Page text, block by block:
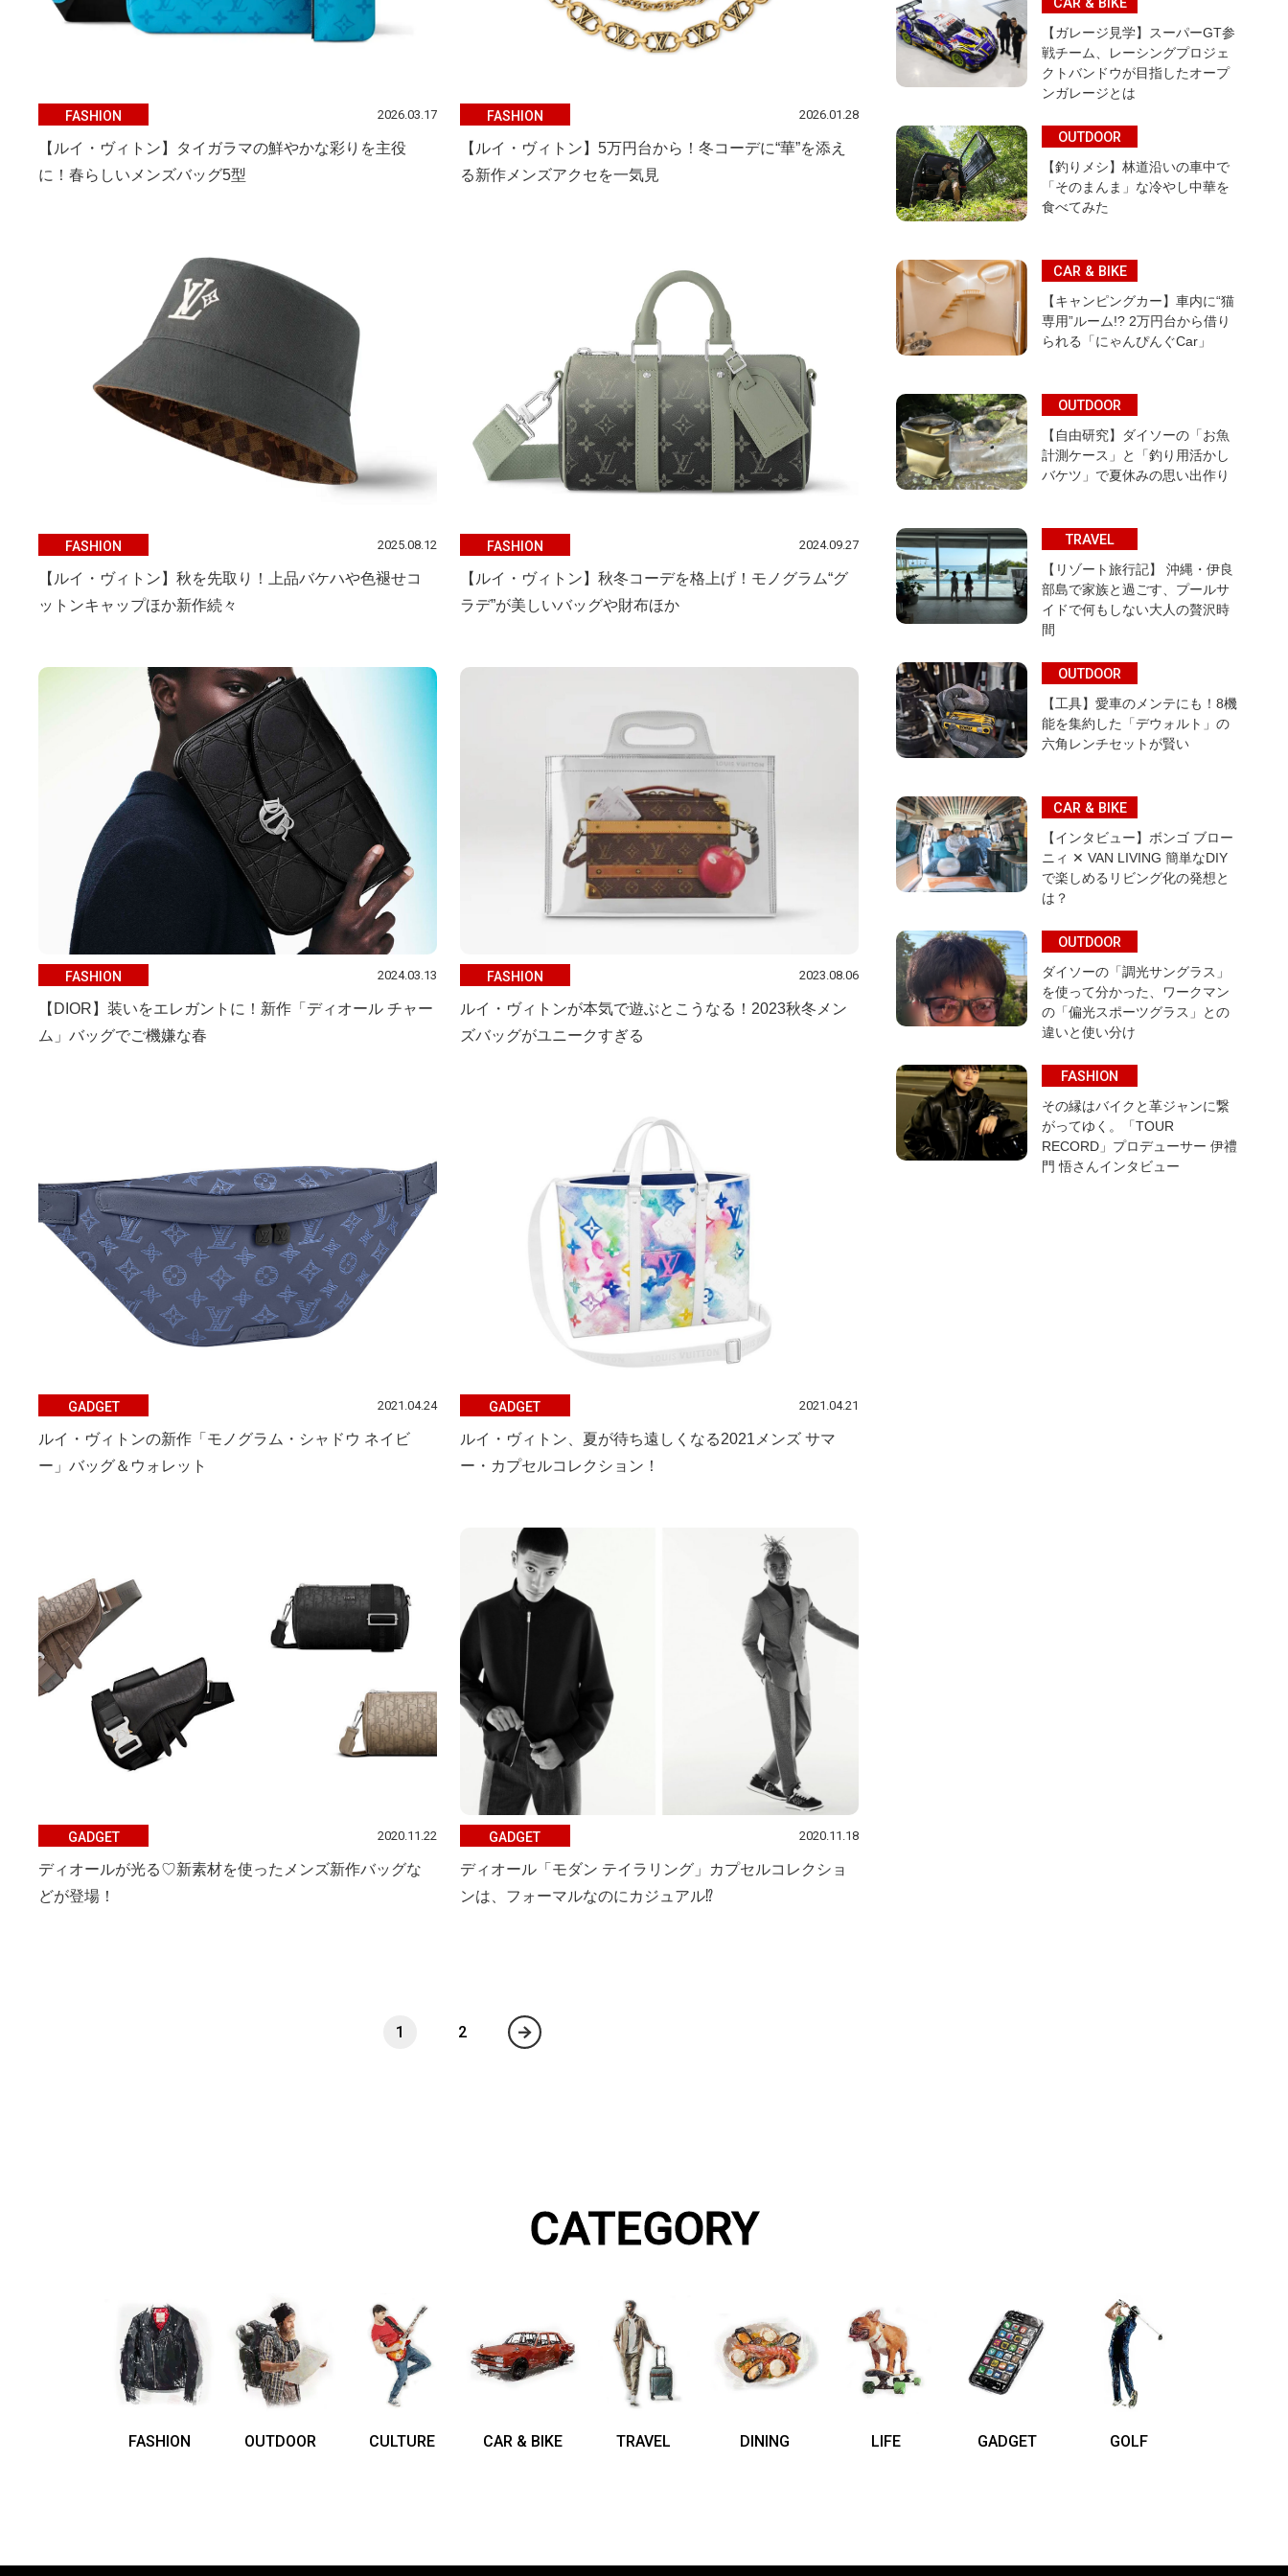
FASHION 2026.03.17
【ルイ・ヴィトン】タイガラマの鮮やかな彩りを主役
に！春らしいメンズバッグ5型
FASHION 2026.01.28
【ルイ・ヴィトン】5万円台から！冬コーデに“華”を添え
る新作メンズアクセを一気見
FASHION 2025.08.12
【ルイ・ヴィトン】秋を先取り！上品バケハや色褪せコ
ットンキャップほか新作続々
FASHION 2024.09.27
【ルイ・ヴィトン】秋冬コーデを格上げ！モノグラム“グ
ラデ”が美しいバッグや財布ほか
FASHION 2024.03.13
【DIOR】装いをエレガントに！新作「ディオール チャー
ム」バッグでご機嫌な春
FASHION 2023.08.06
ルイ・ヴィトンが本気で遊ぶとこうなる！2023秋冬メン
ズバッグがユニークすぎる
GADGET 2021.04.24
ルイ・ヴィトンの新作「モノグラム・シャドウ ネイビ
ー」バッグ＆ウォレット
GADGET 2021.04.21
ルイ・ヴィトン、夏が待ち遠しくなる2021メンズ サマ
ー・カプセルコレクション！
GADGET 2020.11.22
ディオールが光る♡新素材を使ったメンズ新作バッグな
どが登場！
GADGET 2020.11.18
ディオール「モダン テイラリング」カプセルコレクショ
ンは、フォーマルなのにカジュアル⁉
1 2
【ガレージ見学】スーパーGT参
戦チーム、レーシングプロジェ
クトバンドウが目指したオープ
ンガレージとは
OUTDOOR
【釣りメシ】林道沿いの車中で
「そのまんま」な冷やし中華を
食べてみた
CAR & BIKE
【キャンピングカー】車内に“猫
専用”ルーム!? 2万円台から借り
られる「にゃんぴんぐCar」
OUTDOOR
【自由研究】ダイソーの「お魚
計測ケース」と「釣り用活かし
バケツ」で夏休みの思い出作り
TRAVEL
【リゾート旅行記】 沖縄・伊良
部島で家族と過ごす、プールサ
イドで何もしない大人の贅沢時
間
OUTDOOR
【工具】愛車のメンテにも！8機
能を集約した「デウォルト」の
六角レンチセットが賢い
CAR & BIKE
【インタビュー】ボンゴ ブロー
ニィ ✕ VAN LIVING 簡単なDIY
で楽しめるリビング化の発想と
は？
OUTDOOR
ダイソーの「調光サングラス」
を使って分かった、ワークマン
の「偏光スポーツグラス」との
違いと使い分け
FASHION
その縁はバイクと革ジャンに繋
がってゆく。「TOUR
RECORD」プロデューサー 伊禮
門 悟さんインタビュー
CATEGORY
FASHION OUTDOOR CULTURE CAR & BIKE TRAVEL DINING LIFE GADGET GOLF